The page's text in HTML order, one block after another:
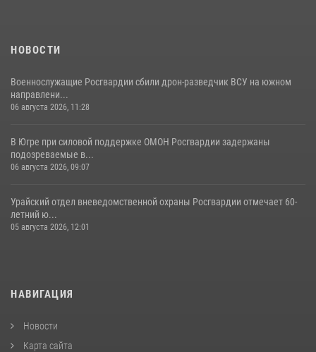
НОВОСТИ
Военнослужащие Росгвардии сбили дрон-разведчик ВСУ на южном
направлени...
06 августа 2026, 11:28
В Югре при силовой поддержке ОМОН Росгвардии задержаны
подозреваемые в...
06 августа 2026, 09:07
Урайский отдел вневедомственной охраны Росгвардии отмечает 60-
летний ю...
05 августа 2026, 12:01
НАВИГАЦИЯ
Новости
Карта сайта